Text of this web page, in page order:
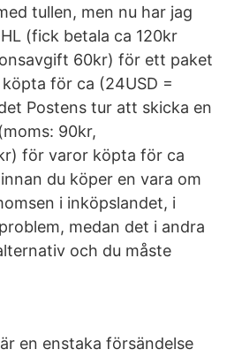
tullen, men nu har jag
(fick betala ca 120kr
60kr) för ett paket
för ca (24USD =
Postens tur att skicka en
90kr,
för varor köpta för ca
du köper en vara om
i inköpslandet, i
medan det i andra
och du måste
en enstaka försändelse